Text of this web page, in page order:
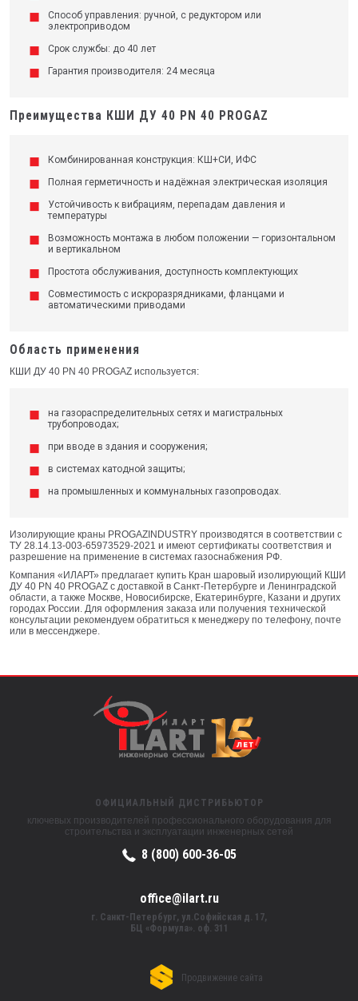
Способ управления: ручной, с редуктором или
электроприводом
Срок службы: до 40 лет
Гарантия производителя: 24 месяца
Преимущества КШИ ДУ 40 PN 40 PROGAZ
Комбинированная конструкция: КШ+СИ, ИФС
Полная герметичность и надёжная электрическая изоляция
Устойчивость к вибрациям, перепадам давления и
температуры
Возможность монтажа в любом положении — горизонтальном
и вертикальном
Простота обслуживания, доступность комплектующих
Совместимость с искроразрядниками, фланцами и
автоматическими приводами
Область применения
КШИ ДУ 40 PN 40 PROGAZ используется:
на газораспределительных сетях и магистральных
трубопроводах;
при вводе в здания и сооружения;
в системах катодной защиты;
на промышленных и коммунальных газопроводах.
Изолирующие краны PROGAZINDUSTRY производятся в соответствии с
ТУ 28.14.13-003-65973529-2021 и имеют сертификаты соответствия и
разрешение на применение в системах газоснабжения РФ.
Компания «ИЛАРТ» предлагает купить Кран шаровый изолирующий КШИ
ДУ 40 PN 40 PROGAZ с доставкой в Санкт-Петербурге и Ленинградской
области, а также Москве, Новосибирске, Екатеринбурге, Казани и других
городах России. Для оформления заказа или получения технической
консультации рекомендуем обратиться к менеджеру по телефону, почте
или в мессенджере.
ОФИЦИАЛЬНЫЙ ДИСТРИБЬЮТОР
ключевых производителей профессионального оборудования для
строительства и эксплуатации инженерных сетей
8 (800) 600-36-05
office@ilart.ru
г. Санкт-Петербург, ул.Софийская д. 17,
БЦ «Формула». оф. 311
Продвижение сайта